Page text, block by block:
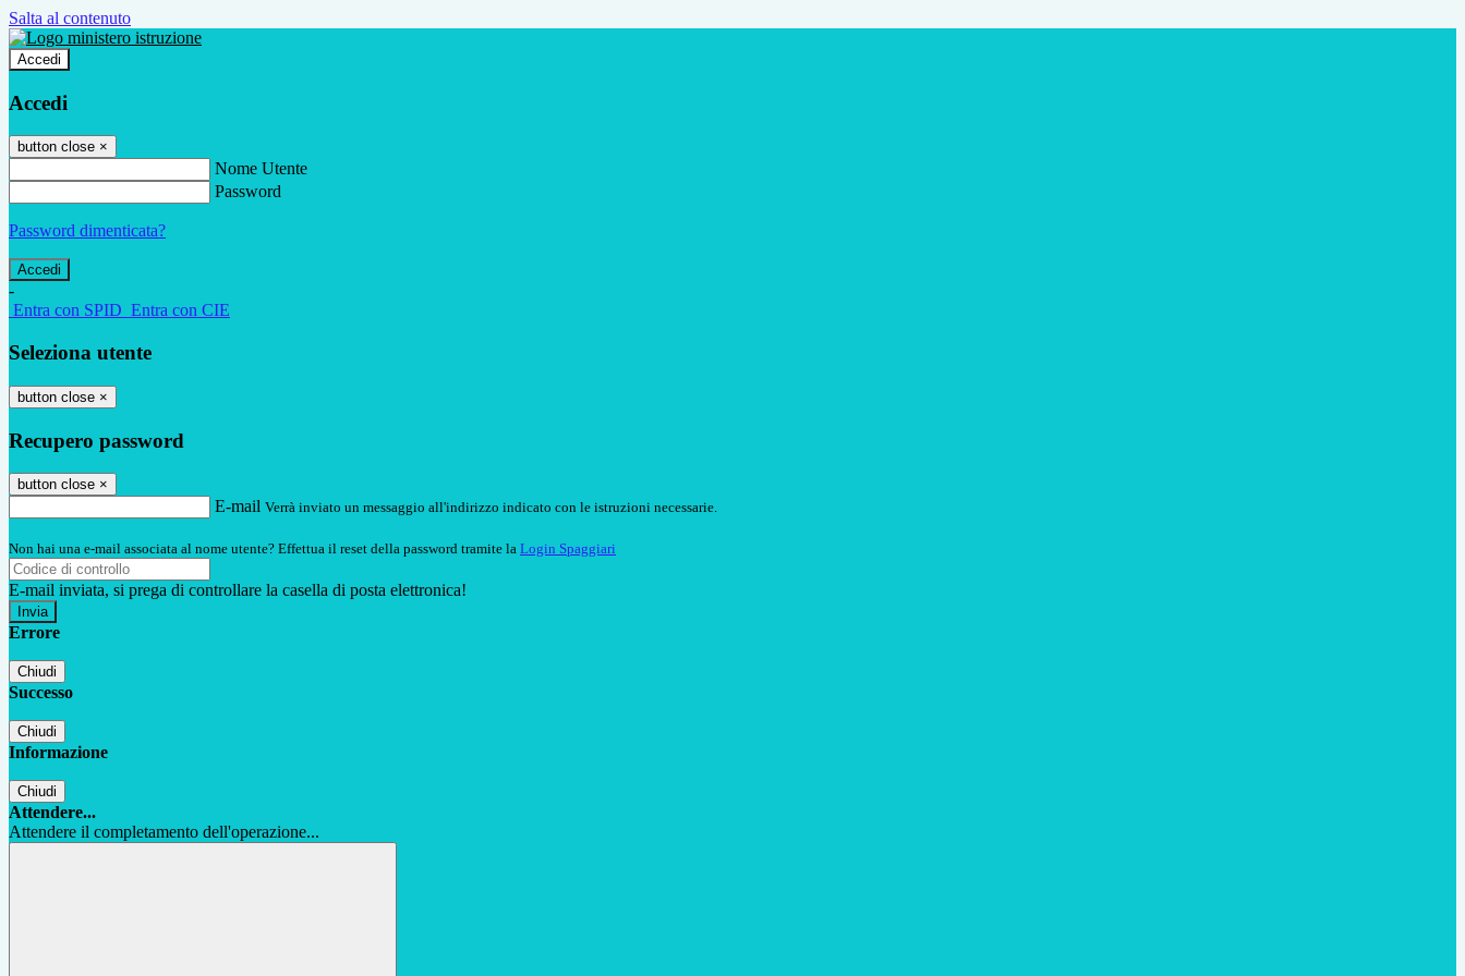
Salta al contenuto
Accedi
Accedi
button close ×
Nome Utente
Password
Password dimenticata?
-
Entra con SPID Entra con CIE
Seleziona utente
button close ×
Recupero password
button close ×
E-mail Verrà inviato un messaggio all'indirizzo indicato con le istruzioni necessarie.
Non hai una e-mail associata al nome utente? Effettua il reset della password tramite la Login Spaggiari
E-mail inviata, si prega di controllare la casella di posta elettronica!
Errore
Chiudi
Successo
Chiudi
Informazione
Chiudi
Attendere...
Attendere il completamento dell'operazione...